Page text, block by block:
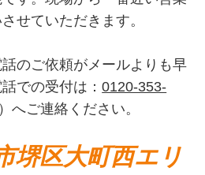
せていただきます。
のご依頼がメールよりも早
での受付は：0120-353-
へご連絡ください。
堺区大町西エリ